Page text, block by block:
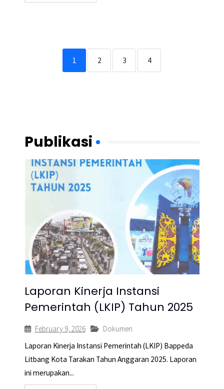
1 2 3 4
Publikasi
Laporan Kinerja Instansi
Pemerintah (LKIP) Tahun 2025
February 9, 2026
Dokumen
Laporan Kinerja Instansi Pemerintah (LKIP) Bappeda
Litbang Kota Tarakan Tahun Anggaran 2025. Laporan
ini merupakan...